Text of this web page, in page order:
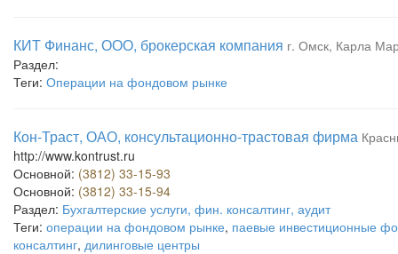
КИТ Финанс, ООО, брокерская компания г. Омск, Карла
Раздел:
Теги: Операции на фондовом рынке
Кон-Траст, ОАО, консультационно-трастовая фирма
http://www.kontrust.ru
Основной: (3812) 33-15-93
Основной: (3812) 33-15-94
Раздел: Бухгалтерские услуги, фин. консалтинг, аудит
Теги: операции на фондовом рынке, паевые инвестиционные
консалтинг, дилинговые центры